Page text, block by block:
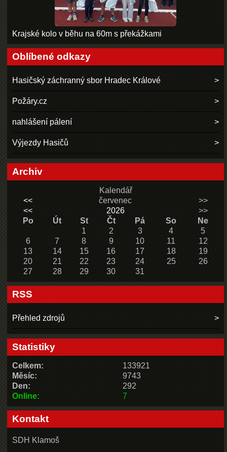
Krajské kolo v běhu na 60m s překážkami
Oblíbené odkazy
Hasičský záchranný sbor Hradec Králové
Požáry.cz
nahlášení pálení
Výjezdy Hasičů
Archiv
Kalendář
<<
červenec
>>
<<
2026
>>
Po
Út St Čt Pá So
Ne
1
2 3 4
5
6
7 8 9 10 11
12
13
14 15 16 17 18
19
20
21 22 23 24 25
26
27
28 29 30 31
RSS
Přehled zdrojů
Statistiky
Online: 7
Celkem:
133921
Měsíc:
9743
Den:
292
Kontakt
SDH Klamoš